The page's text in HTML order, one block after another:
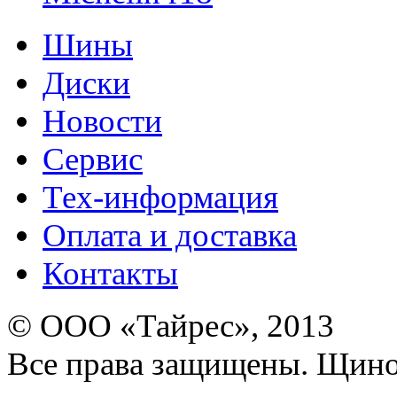
Шины
Диски
Новости
Сервис
Тех-информация
Оплата и доставка
Контакты
© ООО «Тайрес», 2013
Все права защищены.